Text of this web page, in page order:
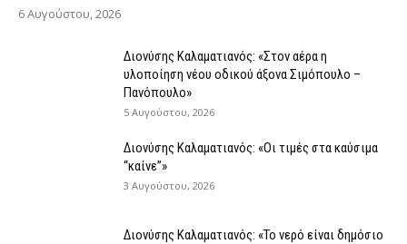
6 Αυγούστου, 2026
Διονύσης Καλαματιανός: «Στον αέρα η
υλοποίηση νέου οδικού άξονα Σιμόπουλο –
Πανόπουλο»
5 Αυγούστου, 2026
Διονύσης Καλαματιανός: «Οι τιμές στα καύσιμα
“καίνε”»
3 Αυγούστου, 2026
Διονύσης Καλαματιανός: «Το νερό είναι δημόσιο